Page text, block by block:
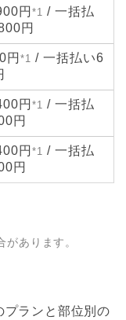
円 *1 / 一括払
円
円 *1 / 一括払い6
円 *1 / 一括払
円
円 *1 / 一括払
円
あります。
プランと部位別の